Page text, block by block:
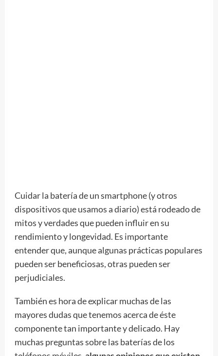
Cuidar la batería de un smartphone (y otros
dispositivos que usamos a diario) está rodeado de
mitos y verdades que pueden influir en su
rendimiento y longevidad. Es importante
entender que, aunque algunas prácticas populares
pueden ser beneficiosas, otras pueden ser
perjudiciales.
También es hora de explicar muchas de las
mayores dudas que tenemos acerca de éste
componente tan importante y delicado. Hay
muchas preguntas sobre las baterías de los